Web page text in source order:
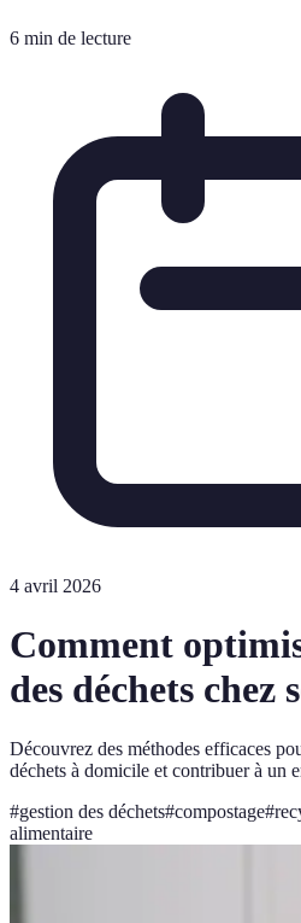
6 min de lecture
4 avril 2026
Comment
des déchets chez
Découvrez des méthodes efficaces
déchets à domicile et contribuer à un
#gestion des déchets#compostage#
alimentaire